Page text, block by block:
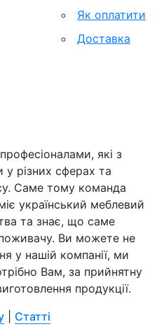
Як оплатити
Доставка
які з
у різних сферах та
Саме тому команда
український меблевий
та знає, що саме
Ви можете не
у нашій компанії, ми
Вам, за прийнятну
продукції.
Статті